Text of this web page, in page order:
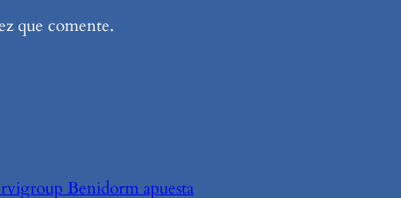
que comente.
Benidorm apuesta